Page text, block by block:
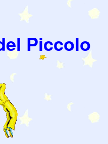
Piccolo